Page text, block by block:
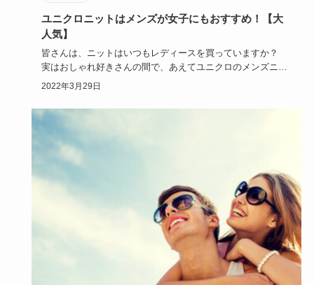
ユニクロニットはメンズが女子にもおすすめ！【大
人気】
皆さんは、ニットはいつもレディースを買っていますか？
実はおしゃれ好きさんの間で、あえてユニクロのメンズニッ
トをチョイス…
2022年3月29日